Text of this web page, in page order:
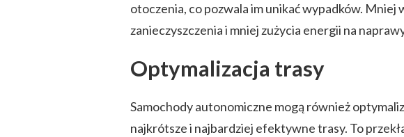
otoczenia, co pozwala im unikać wypadków. Mniej
zanieczyszczenia i mniej zużycia energii na
Optymalizacja trasy
Samochody autonomiczne mogą również
najkrótsze i najbardziej efektywne trasy. To